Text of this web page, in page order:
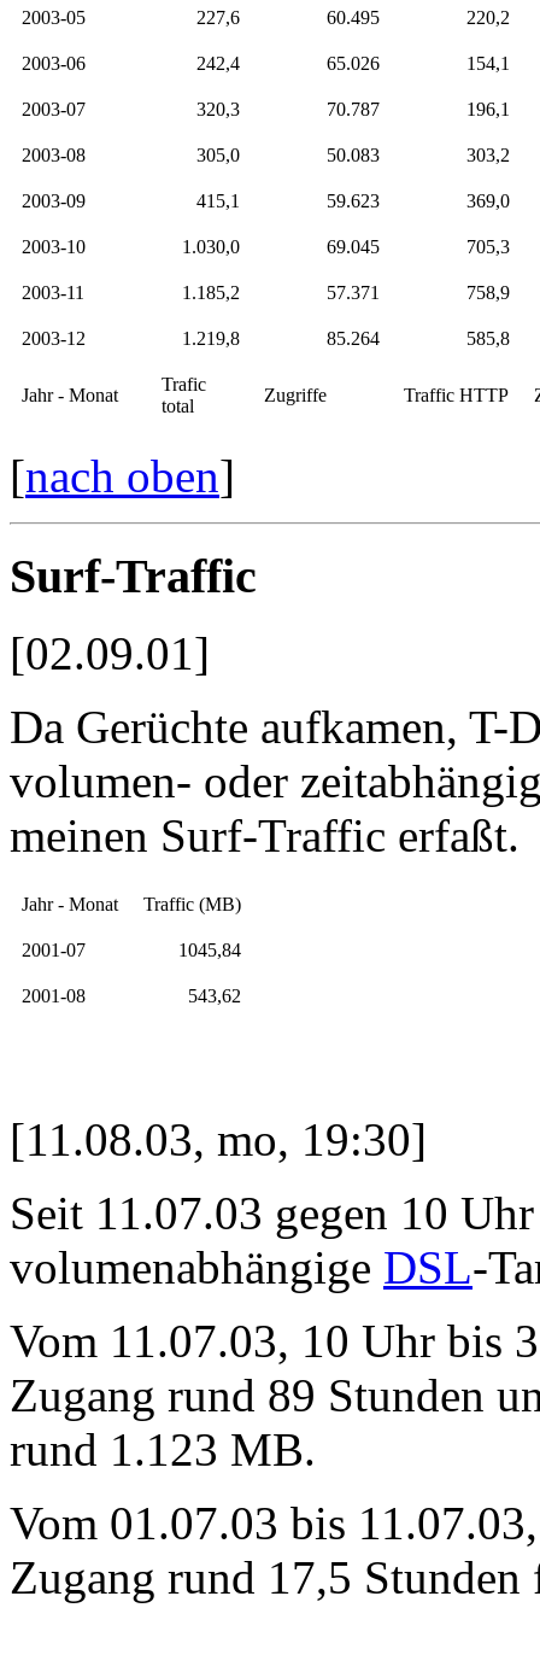
2003-05 227,6 60.495 220,2
2003-06 242,4 65.026 154,1
2003-07 320,3 70.787 196,1
2003-08 305,0 50.083 303,2
2003-09 415,1 59.623 369,0
2003-10 1.030,0 69.045 705,3
2003-11 1.185,2 57.371 758,9
2003-12 1.219,8 85.264 585,8
Jahr - Monat
Trafic
total
Zugriffe Traffic HTTP
[nach oben]
Surf-Traffic
[02.09.01]
Da Gerüchte aufkamen, T-
volumen- oder
meinen Surf-Traffic erfaßt.
Jahr - Monat Traffic (MB)
2001-07 1045,84
2001-08 543,62
[11.08.03, mo, 19:30]
Seit 11.07.03 gegen 10
volumenabhängige DSL-
Vom 11.07.03, 10 Uhr bis
Zugang rund 89 Stunden
rund 1.123 MB.
Vom 01.07.03 bis
Zugang rund 17,5